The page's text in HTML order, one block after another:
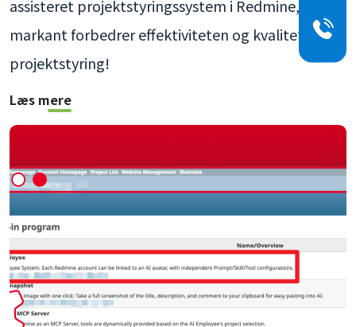
assisteret projektstyringssystem i Redmine, der
markant forbedrer effektiviteten og kvaliteten af
projektstyring!
Læs mere